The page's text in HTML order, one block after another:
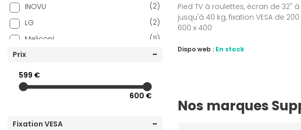
INOVU
(2)
LG
(2)
Meliconi
(11)
NEDIS
(5)
Peerless-AV
Samsung
(2)
SONOROUS
Prix
599 €
600 €
Fixation VESA
Pied TV à roulettes, écran de 32" à
jusqu'à 40 kg, fixation VESA de
600 x 400
Dispo web : En stock
Nos marques